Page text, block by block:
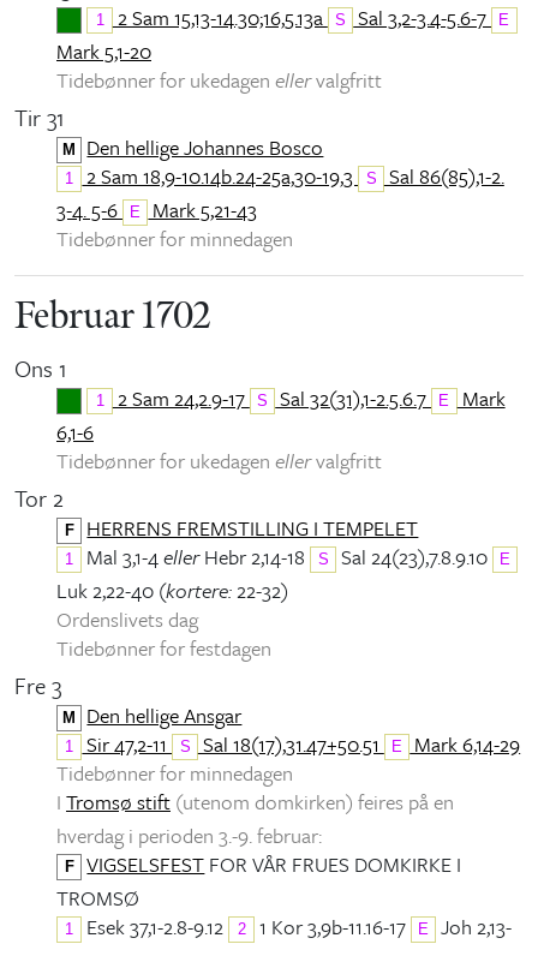
1 2 Sam 15,13-14.30;16,5.13a S Sal 3,2-3.4-5.6-7 E
Mark 5,1-20
Tidebønner for ukedagen ellervalgfritt
Tir 31
M Den hellige Johannes Bosco
1 2 Sam 18,9-10.14b.24-25a,30-19,3 S Sal 86(85),1-2.
3-4. 5-6
E
Mark 5,21-43
Tidebønner for minnedagen
Februar 1702
Ons 1
1 2 Sam 24,2.9-17 S Sal 32(31),1-2.5.6.7 E Mark
6,1-6
Tidebønner for ukedagen ellervalgfritt
Tor 2
F HERRENS FREMSTILLING I TEMPELET
1 Mal 3,1-4ellerHebr 2,14-18 S Sal 24(23),7.8.9.10 E
Luk 2,22-40 (kortere:22-32)
Ordenslivets dag
Tidebønner for festdagen
Fre 3
M Den hellige Ansgar
1 Sir 47,2-11 S Sal 18(17),31.47+50.51 E
Mark 6,14-29
Tidebønner for minnedagen
I Tromsø stift (utenom domkirken) feires på en
hverdag i perioden 3.-9. februar:
F VIGSELSFEST FOR VÅR FRUES DOMKIRKE I
TROMSØ
1 Esek 37,1-2.8-9.12 2 1 Kor 3,9b-11.16-17 E
Joh 2,13-